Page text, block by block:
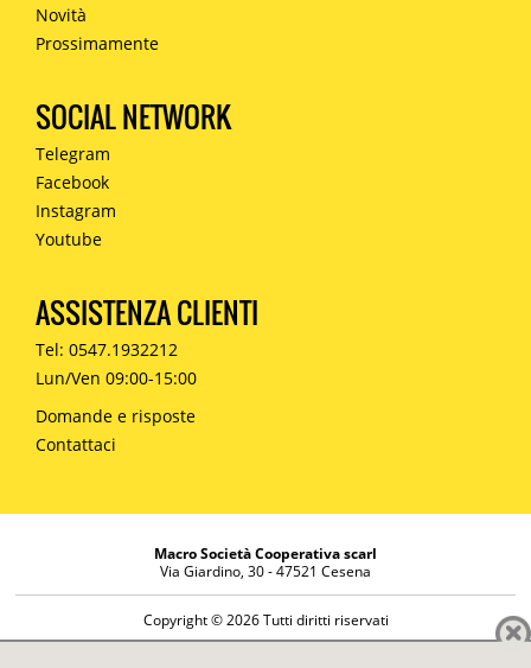
Novità
Prossimamente
SOCIAL NETWORK
Telegram
Facebook
Instagram
Youtube
ASSISTENZA CLIENTI
Tel: 0547.1932212
Lun/Ven 09:00-15:00
Domande e risposte
Contattaci
Macro Società Cooperativa scarl
Via Giardino, 30 - 47521 Cesena
Copyright © 2026 Tutti diritti riservati